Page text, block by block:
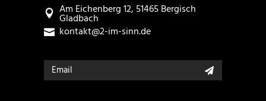
Am Eichenberg 12, 51465 Bergisch
Gladbach
kontakt@2-im-sinn.de